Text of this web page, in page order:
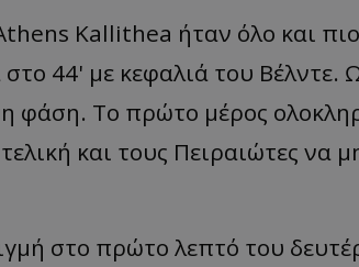
Kallithea ήταν όλο και
44' με κεφαλιά του
φάση. Το πρώτο μέρος
και τους Πειραιώτες να
στο πρώτο λεπτό του